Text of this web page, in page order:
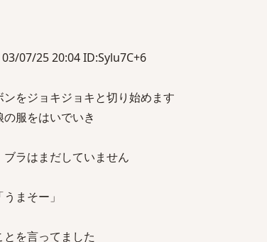
07/25 20:04 ID:Sylu7C+6
をジョキジョキと切り始めます
服をはいでいき
ラはまだしていません
まそー」
を言ってました